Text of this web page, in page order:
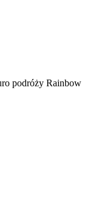
podróży Rainbow